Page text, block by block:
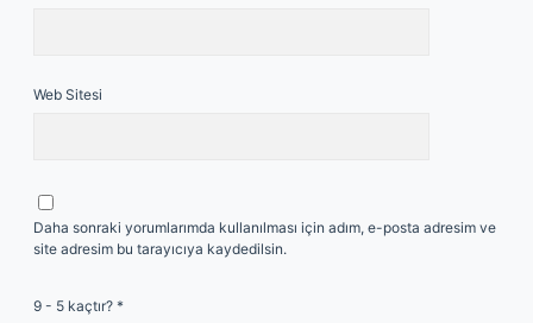
Web Sitesi
Daha sonraki yorumlarımda kullanılması için adım, e-posta adresim ve
site adresim bu tarayıcıya kaydedilsin.
9 - 5 kaçtır? *